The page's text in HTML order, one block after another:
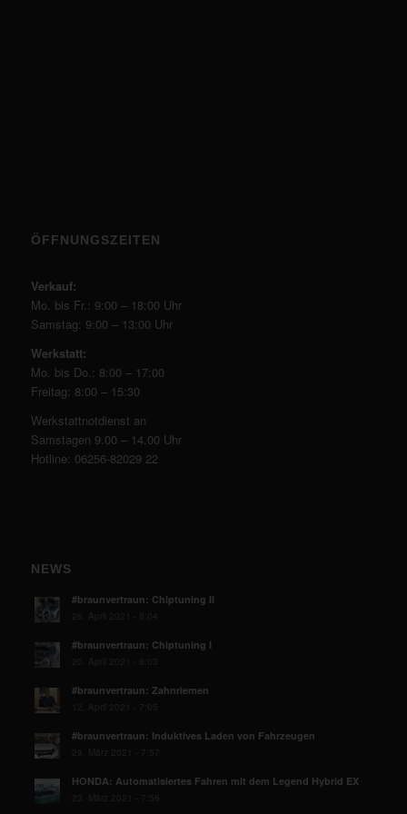
ÖFFNUNGSZEITEN
Verkauf:
Mo. bis Fr.: 9:00 – 18:00 Uhr
Samstag: 9:00 – 13:00 Uhr
Werkstatt:
Mo. bis Do.: 8:00 – 17:00
Freitag: 8:00 – 15:30
Werkstattnotdienst an
Samstagen 9.00 – 14.00 Uhr
Hotline: 06256-82029 22
NEWS
#braunvertraun: Chiptuning II
#braunvertraun: Chiptuning I
#braunvertraun: Zahnriemen
#braunvertraun: Induktives Laden von Fahrzeugen
HONDA: Automatisiertes Fahren mit dem Legend Hybrid EX